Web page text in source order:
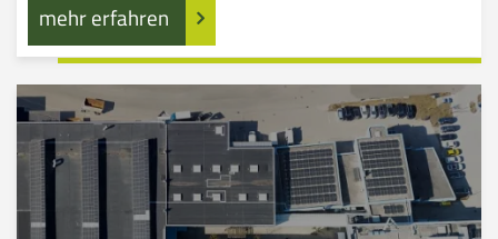
mehr erfahren